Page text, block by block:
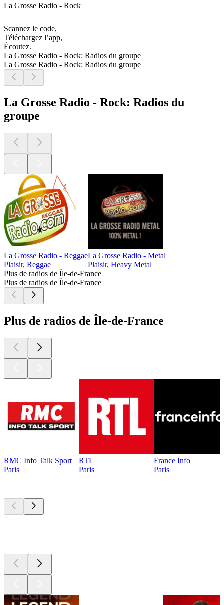
La Grosse Radio - Rock
Scannez le code,
Téléchargez l’app,
Écoutez.
La Grosse Radio - Rock: Radios du groupe
La Grosse Radio - Rock: Radios du groupe
La Grosse Radio - Rock: Radios du
groupe
La Grosse Radio - Reggae
Plaisir, Reggae
La Grosse Radio - Metal
Plaisir, Heavy Metal
Plus de radios de Île-de-France
Plus de radios de Île-de-France
Plus de radios de Île-de-France
RMC Info Talk Sport
Paris
RTL
Paris
France Info
Paris